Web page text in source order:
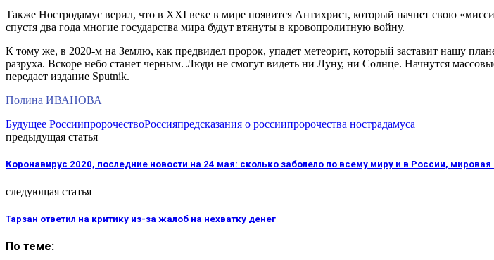
Также Ностродамус верил, что в XXI веке в мире появится Антихрист, который начнет свою
спустя два года многие государства мира будут втянуты в кровопролитную войну.
К тому же, в 2020-м на Землю, как предвидел пророк, упадет метеорит, который заставит нашу
разруха. Вскоре небо станет черным. Люди не смогут видеть ни Луну, ни Солнце. Начнутся
передает издание Sputnik.
Полина ИВАНОВА
Будущее РоссиипророчествоРоссияпредсказания о россиипророчества нострадамуса
предыдущая статья
Коронавирус 2020, последние новости на 24 мая: сколько заболело по всему миру и в России, мировая
следующая статья
Тарзан ответил на критику из-за жалоб на нехватку денег
По теме: